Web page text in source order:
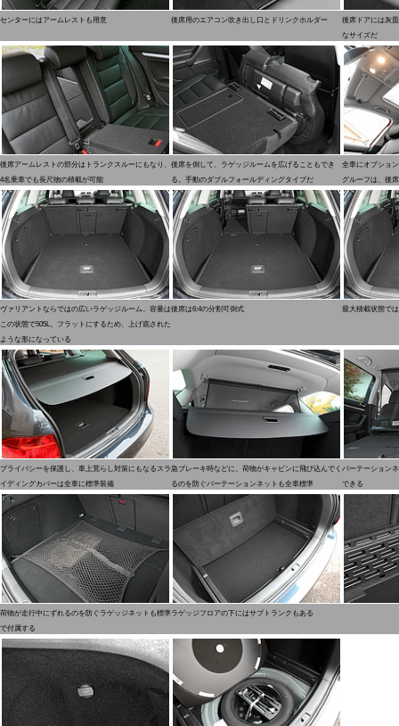
センターにはアームレストも用意 後席用のエアコン吹き出し口とドリンクホルダー
後席ドアには灰
なサイズだ
後席アームレストの部分はトランクスルーにもなり、
4名乗車でも長尺物の積載が可能
後席を倒して、ラゲッジルームを広げることもでき
る。手動のダブルフォールディングタイプだ
全車にオプショ
グルーフは、後
ヴァリアントならではの広いラゲッジルーム。容量は
この状態で505L。フラットにするため、上げ底された
ような形になっている
後席は6:4の分割可倒式 最大積載状態で
プライバシーを保護し、車上荒らし対策にもなるスラ
イディングカバーは全車に標準装備
急ブレーキ時などに、荷物がキャビンに飛び込んでく
るのを防ぐパーテーションネットも全車標準
パーテーション
できる
荷物が走行中にずれるのを防ぐラゲッジネットも標準
で付属する
ラゲッジフロアの下にはサブトランクもある